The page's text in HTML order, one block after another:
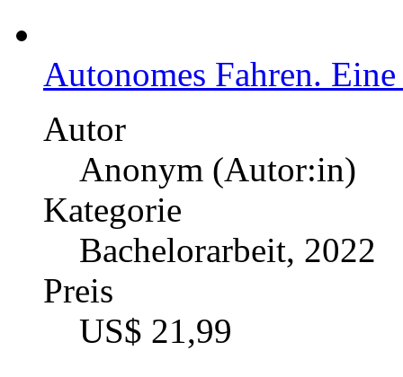
Autonomes Fahren.
Autor
Anonym (Autor:in)
Kategorie
Bachelorarbeit, 2022
Preis
US$ 21,99